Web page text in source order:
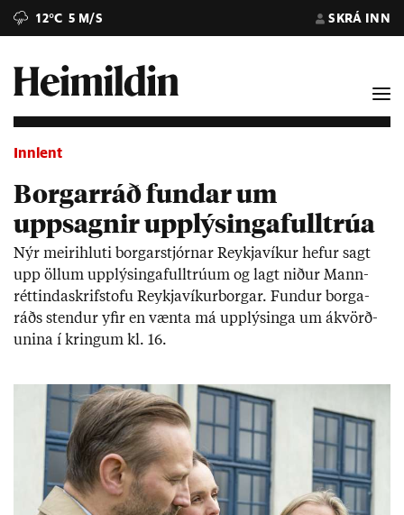
12°C 5 M/S SKRÁ INN
Innlent
Borgarráð fundar um
uppsagnir upplýsingafulltrúa
Nýr meiri­hluti borg­ar­stjórn­ar Reykja­vík­ur hef­ur sagt
upp öll­um upp­lýs­inga­full­trú­um og lagt nið­ur Mann­
rétt­inda­skrif­stofu Reykja­vík­ur­borg­ar. Fund­ur borga­
ráðs stend­ur yf­ir en vænta má upp­lýs­inga um ákvörð­
un­ina í kring­um kl. 16.